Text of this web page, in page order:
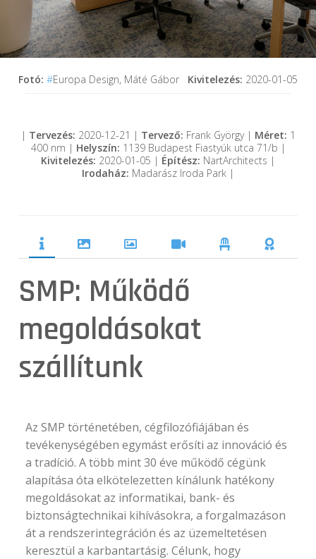
Fotó:#Europa Design, Máté Gábor Kivitelezés: 2020-01-05
| Tervezés: 2020-12-21 | Tervező: Frank György | Méret: 1
400 nm | Helyszín: 1139 Budapest Fiastyúk utca 71/b |
Kivitelezés: 2020-01-05 | Építész: NartArchitects |
Irodaház: Madarász Iroda Park |
SMP: Működő
megoldásokat
szállítunk
Az SMP történetében, cégfilozófiájában és
tevékenységében egymást erősíti az innováció és
a tradíció. A több mint 30 éve működő cégünk
alapítása óta elkötelezetten kínálunk hatékony
megoldásokat az informatikai, bank- és
biztonságtechnikai kihívásokra, a forgalmazáson
át a rendszerintegráción és az üzemeltetésen
keresztül a karbantartásig. Célunk, hogy